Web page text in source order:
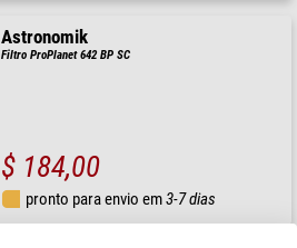
Astronomik
Filtro ProPlanet 642 BP SC
$ 184,00
pronto para envio em3-7 dias